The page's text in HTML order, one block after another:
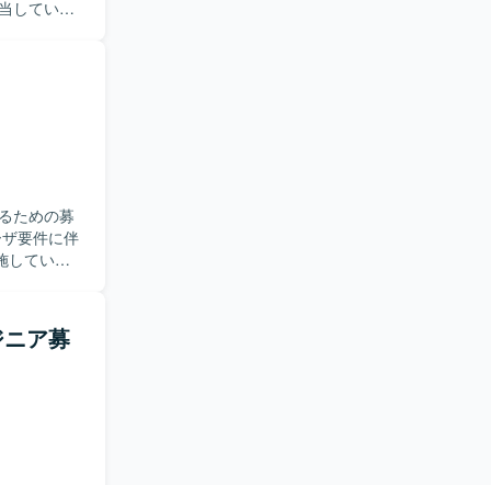
のデータ
していた
なりま
ための募
していた
とができ
ア募